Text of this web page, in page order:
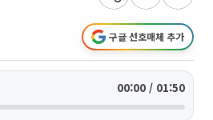
구글 선호매체 추가
00:00 / 01:50